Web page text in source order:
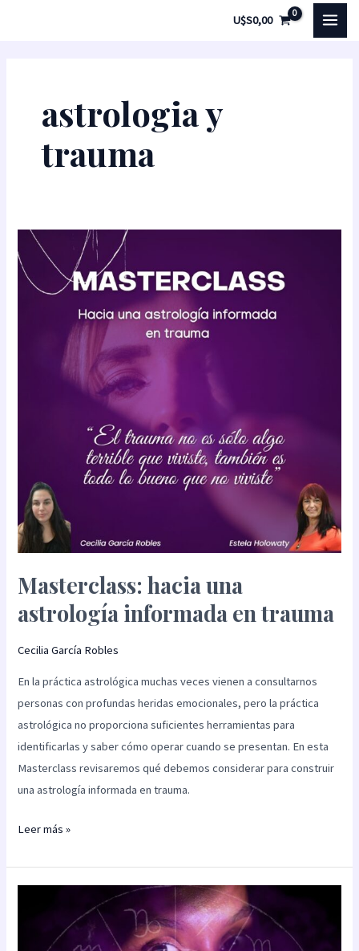
U$S0,00
astrologia y
trauma
Masterclass: hacia una
astrología informada en trauma
Cecilia García Robles
En la práctica astrológica muchas veces vienen a consultarnos
personas con profundas heridas emocionales, pero la práctica
astrológica no proporciona suficientes herramientas para
identificarlas y saber cómo operar cuando se presentan. En esta
Masterclass revisaremos qué debemos considerar para construir
una astrología informada en trauma.
Masterclass:
hacia
una
Leer más »